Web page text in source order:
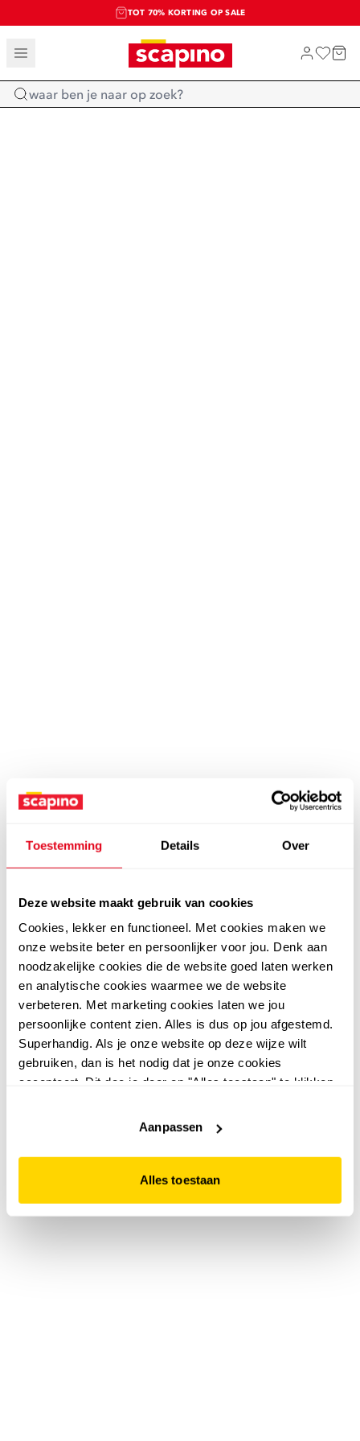
Toestemming Details Over
Deze website maakt gebruik van cookies
Cookies, lekker en functioneel. Met cookies maken we
onze website beter en persoonlijker voor jou. Denk aan
noodzakelijke cookies die de website goed laten werken
en analytische cookies waarmee we de website
verbeteren. Met marketing cookies laten we jou
persoonlijke content zien. Alles is dus op jou afgestemd.
Superhandig. Als je onze website op deze wijze wilt
gebruiken, dan is het nodig dat je onze cookies
accepteert. Dit doe je door op "Alles toestaan" te klikken.
website niet optimaal functioneert.
Aanpassen
Alles toestaan
TOT 70% KORTING OP SALE
SALE: LAATSTE KANS!
SHOP NIEUW
Home